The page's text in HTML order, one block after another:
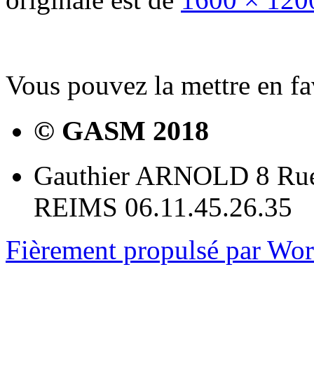
Vous pouvez la mettre en
© GASM 2018
Gauthier ARNOLD 8
REIMS 06.11.45.26.35
Fièrement propulsé par